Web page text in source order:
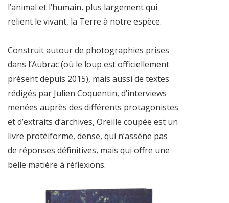
l’animal et l’humain, plus largement qui
relient le vivant, la Terre à notre espèce.
Construit autour de photographies prises
dans l’Aubrac (où le loup est officiellement
présent depuis 2015), mais aussi de textes
rédigés par Julien Coquentin, d’interviews
menées auprès des différents protagonistes
et d’extraits d’archives, Oreille coupée est un
livre protéiforme, dense, qui n’assène pas
de réponses définitives, mais qui offre une
belle matière à réflexions.